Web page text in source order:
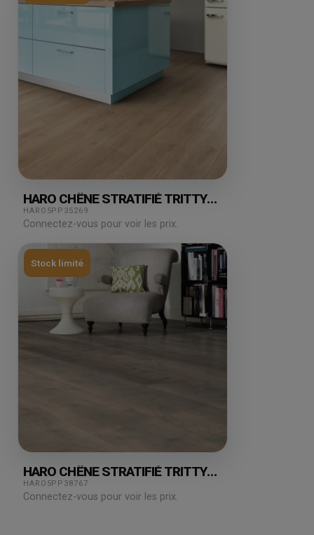
HARO CHÊNE STRATIFIÉ TRITTY
GRAN VIA VENETO 2.68M²
HARO5PP35269
Connectez-vous pour voir les prix.
Stock limité
HARO CHÊNE STRATIFIÉ TRITTY
GRAN VIA BERGAMO CARBON
5.36M²
HARO5PP38767
Connectez-vous pour voir les prix.